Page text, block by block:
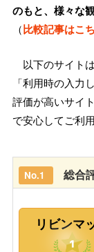
のもと、様々な
（比較記事はこ
以下のサイト
「利用時の入力
評価が高いサイ
で安心してご利